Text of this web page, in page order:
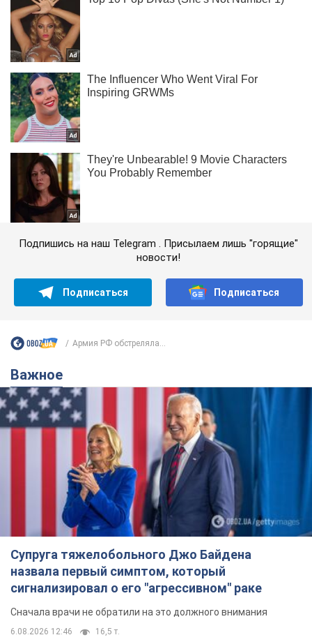
Подпишись на наш Telegram . Присылаем лишь "горящие"
новости!
Подписаться Подписаться
Армия РФ обстреляла...
Важное
Супруга тяжелобольного Джо Байдена
назвала первый симптом, который
сигнализировал о его "агрессивном" раке
Сначала врачи не обратили на это должного внимания
6.08.2026 12:46 16,5 т.